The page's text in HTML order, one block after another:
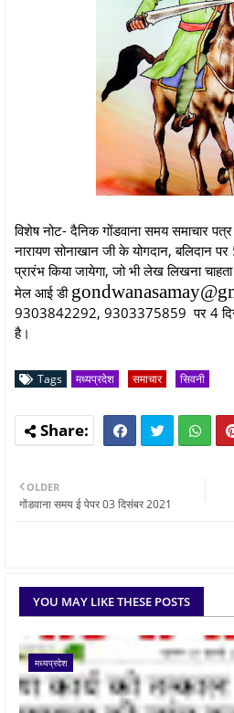
विशेष नोट- दैनिक गोंडवाना समय समाचार
नारायण सोनाखान जी के योगदान, बलिदान
प्रारंभ किया जायेगा, जो भी लेख लिखना
मेल आई डी
9303842292, 9303375859 पर 4
है।
Tags मध्यप्रदेश समाचार सिवनी
OLDER
गोंडवाना समय ई पेपर 03 दिसंबर 2021
YOU MAY LIKE THESE POSTS
मध्यप्रदेश